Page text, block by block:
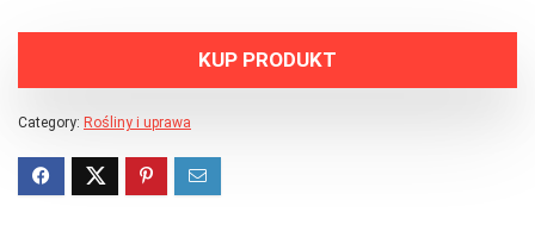
KUP PRODUKT
Category: Rośliny i uprawa